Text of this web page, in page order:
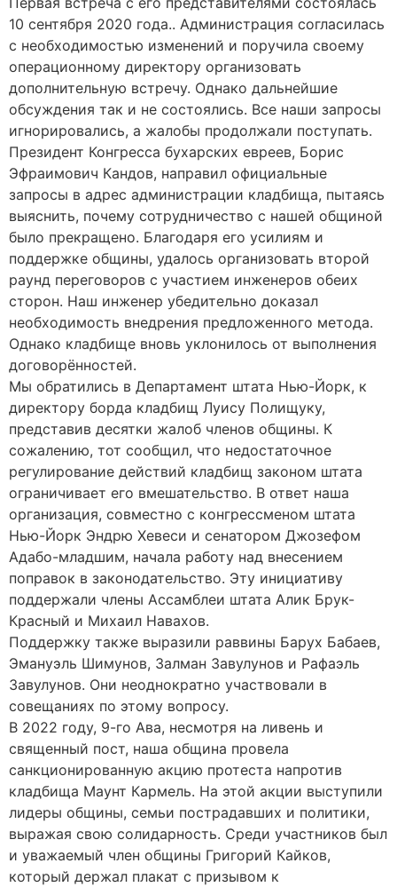
10 сентября 2020 года.. Администрация согласилась
с необходимостью изменений и поручила своему
операционному директору организовать
дополнительную встречу. Однако дальнейшие
обсуждения так и не состоялись. Все наши запросы
игнорировались, а жалобы продолжали поступать.
Президент Конгресса бухарских евреев, Борис
Эфраимович Кандов, направил официальные
запросы в адрес администрации кладбища, пытаясь
выяснить, почему сотрудничество с нашей общиной
было прекращено. Благодаря его усилиям и
поддержке общины, удалось организовать второй
раунд переговоров с участием инженеров обеих
сторон. Наш инженер убедительно доказал
необходимость внедрения предложенного метода.
Однако кладбище вновь уклонилось от выполнения
договорённостей.
Мы обратились в Департамент штата Нью-Йорк, к
директору борда кладбищ Луису Полищуку,
представив десятки жалоб членов общины. К
сожалению, тот сообщил, что недостаточное
регулирование действий кладбищ законом штата
ограничивает его вмешательство. В ответ наша
организация, совместно с конгрессменом штата
Нью-Йорк Эндрю Хевеси и сенатором Джозефом
Адабо-младшим, начала работу над внесением
поправок в законодательство. Эту инициативу
поддержали члены Ассамблеи штата Алик Брук-
Красный и Михаил Навахов.
Поддержку также выразили раввины Барух Бабаев,
Эмануэль Шимунов, Залман Завулунов и Рафаэль
Завулунов. Они неоднократно участвовали в
совещаниях по этому вопросу.
В 2022 году, 9-го Ава, несмотря на ливень и
священный пост, наша община провела
санкционированную акцию протеста напротив
кладбища Маунт Кармель. На этой акции выступили
лидеры общины, семьи пострадавших и политики,
выражая свою солидарность. Среди участников был
и уважаемый член общины Григорий Кайков,
который держал плакат с призывом к